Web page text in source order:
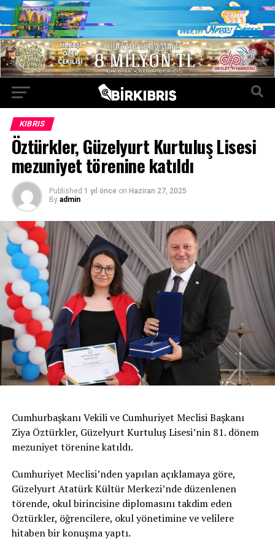
KIBRIS
Öztürkler, Güzelyurt Kurtuluş Lisesi
mezuniyet törenine katıldı
Published 1 yıl önce on Haziran 27, 2025
By admin
Cumhurbaşkanı Vekili ve Cumhuriyet Meclisi Başkanı
Ziya Öztürkler, Güzelyurt Kurtuluş Lisesi’nin 81. dönem
mezuniyet törenine katıldı.
Cumhuriyet Meclisi’nden yapılan açıklamaya göre,
Güzelyurt Atatürk Kültür Merkezi’nde düzenlenen
törende, okul birincisine diplomasını takdim eden
Öztürkler, öğrencilere, okul yönetimine ve velilere
hitaben bir konuşma yaptı.